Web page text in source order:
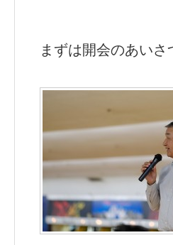
まずは開会のあいさ